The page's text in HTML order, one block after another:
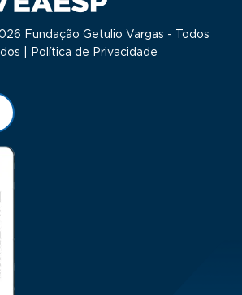
Fundação Getulio Vargas - Todos
|
Política de Privacidade